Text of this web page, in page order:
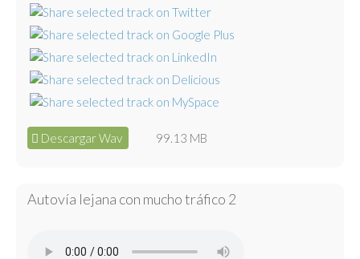
Descargar Wav 99.13 MB
Autovía lejana con mucho tráfico 2